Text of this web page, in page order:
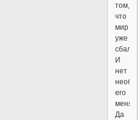
том,
что
мир
уже
И
нет
его
Да